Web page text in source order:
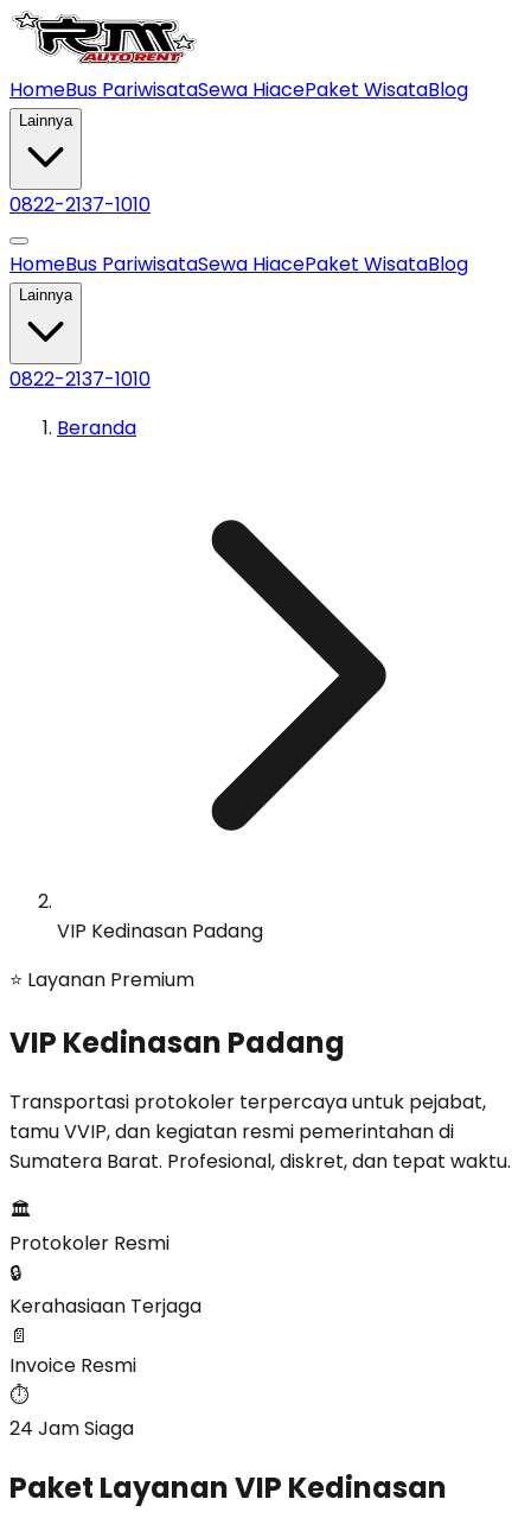
HomeBus PariwisataSewa HiacePaket WisataBlog
Lainnya
0822-2137-1010
HomeBus PariwisataSewa HiacePaket WisataBlog
Lainnya
0822-2137-1010
Beranda
VIP Kedinasan Padang
⭐ Layanan Premium
VIP Kedinasan Padang
Transportasi protokoler terpercaya untuk pejabat,
tamu VVIP, dan kegiatan resmi pemerintahan di
Sumatera Barat. Profesional, diskret, dan tepat waktu.
🏛️
Protokoler Resmi
🔒
Kerahasiaan Terjaga
📄
Invoice Resmi
⏱️
24 Jam Siaga
Paket Layanan VIP Kedinasan